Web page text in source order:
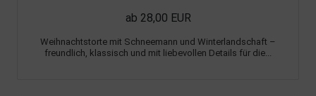
ab 28,00 EUR
Weihnachtstorte mit Schneemann und Winterlandschaft –
freundlich, klassisch und mit liebevollen Details für die...